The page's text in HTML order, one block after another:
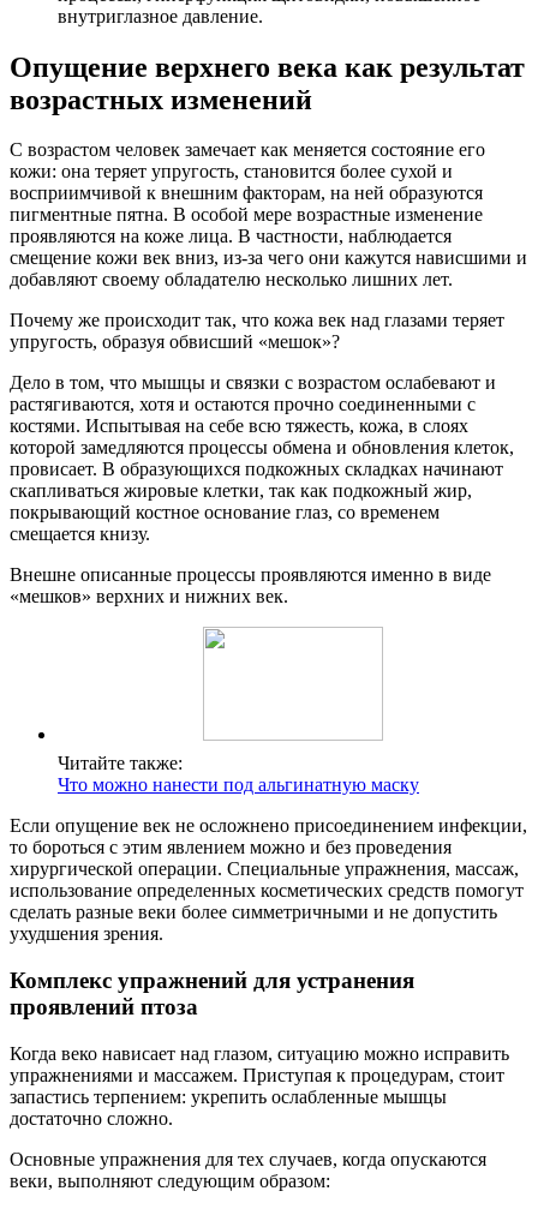
внутриглазное давление.
Опущение верхнего века как результат
возрастных изменений
С возрастом человек замечает как меняется состояние его
кожи: она теряет упругость, становится более сухой и
восприимчивой к внешним факторам, на ней образуются
пигментные пятна. В особой мере возрастные изменение
проявляются на коже лица. В частности, наблюдается
смещение кожи век вниз, из-за чего они кажутся нависшими и
добавляют своему обладателю несколько лишних лет.
Почему же происходит так, что кожа век над глазами теряет
упругость, образуя обвисший «мешок»?
Дело в том, что мышцы и связки с возрастом ослабевают и
растягиваются, хотя и остаются прочно соединенными с
костями. Испытывая на себе всю тяжесть, кожа, в слоях
которой замедляются процессы обмена и обновления клеток,
провисает. В образующихся подкожных складках начинают
скапливаться жировые клетки, так как подкожный жир,
покрывающий костное основание глаз, со временем
смещается книзу.
Внешне описанные процессы проявляются именно в виде
«мешков» верхних и нижних век.
Читайте также:
Что можно нанести под альгинатную маску
Если опущение век не осложнено присоединением инфекции,
то бороться с этим явлением можно и без проведения
хирургической операции. Специальные упражнения, массаж,
использование определенных косметических средств помогут
сделать разные веки более симметричными и не допустить
ухудшения зрения.
Комплекс упражнений для устранения
проявлений птоза
Когда веко нависает над глазом, ситуацию можно исправить
упражнениями и массажем. Приступая к процедурам, стоит
запастись терпением: укрепить ослабленные мышцы
достаточно сложно.
Основные упражнения для тех случаев, когда опускаются
веки, выполняют следующим образом: